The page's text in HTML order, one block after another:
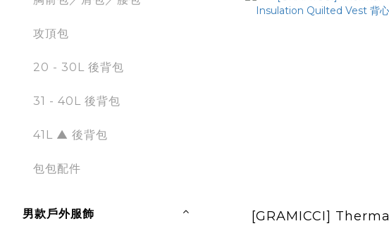
攻頂包
20 - 30L 後背包
31 - 40L 後背包
41L ▲ 後背包
包包配件
男款戶外服飾
[GRAMICCI] Thermal